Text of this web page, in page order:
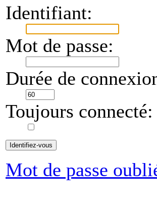
Identifiant:
Mot de passe:
Durée de
Toujours connecté:
Mot de passe